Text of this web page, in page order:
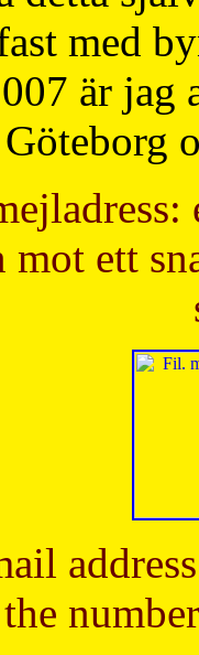
med
är
Göteborg
ett